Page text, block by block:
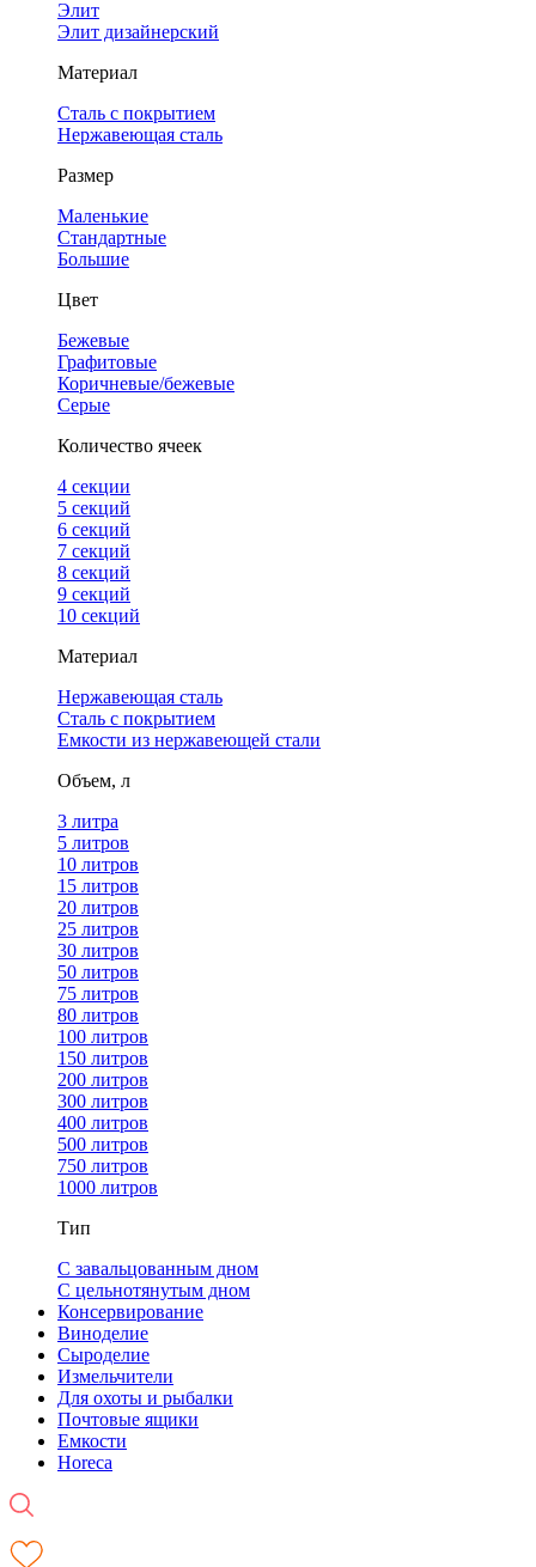
Элит
Элит дизайнерский
Материал
Сталь с покрытием
Нержавеющая сталь
Размер
Маленькие
Стандартные
Большие
Цвет
Бежевые
Графитовые
Коричневые/бежевые
Серые
Количество ячеек
4 cекции
5 секций
6 секций
7 секций
8 секций
9 секций
10 секций
Материал
Нержавеющая сталь
Сталь с покрытием
Емкости из нержавеющей стали
Объем, л
3 литра
5 литров
10 литров
15 литров
20 литров
25 литров
30 литров
50 литров
75 литров
80 литров
100 литров
150 литров
200 литров
300 литров
400 литров
500 литров
750 литров
1000 литров
Тип
С завальцованным дном
С цельнотянутым дном
Консервирование
Виноделие
Сыроделие
Измельчители
Для охоты и рыбалки
Почтовые ящики
Емкости
Horeca